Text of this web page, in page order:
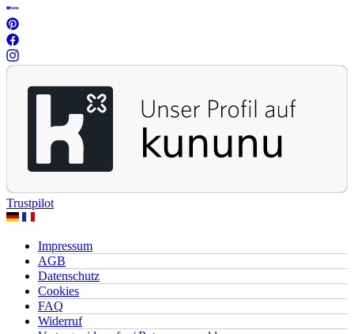
Trustpilot
Impressum
AGB
Datenschutz
Cookies
FAQ
Widerruf